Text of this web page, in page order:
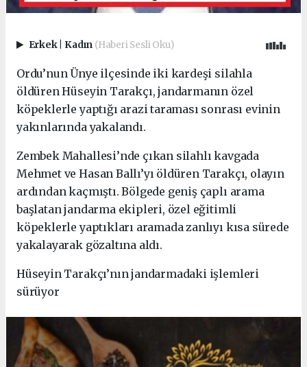
Erkek Kadın (Haberi Sesli Oku)
Ordu’nun Ünye ilçesinde iki kardeşi silahla
öldüren Hüseyin Tarakçı, jandarmanın özel
köpeklerle yaptığı arazi taraması sonrası evinin
yakınlarında yakalandı.
Zembek Mahallesi’nde çıkan silahlı kavgada
Mehmet ve Hasan Ballı’yı öldüren Tarakçı, olayın
ardından kaçmıştı. Bölgede geniş çaplı arama
başlatan jandarma ekipleri, özel eğitimli
köpeklerle yaptıkları aramada zanlıyı kısa sürede
yakalayarak gözaltına aldı.
Hüseyin Tarakçı’nın jandarmadaki işlemleri
sürüyor